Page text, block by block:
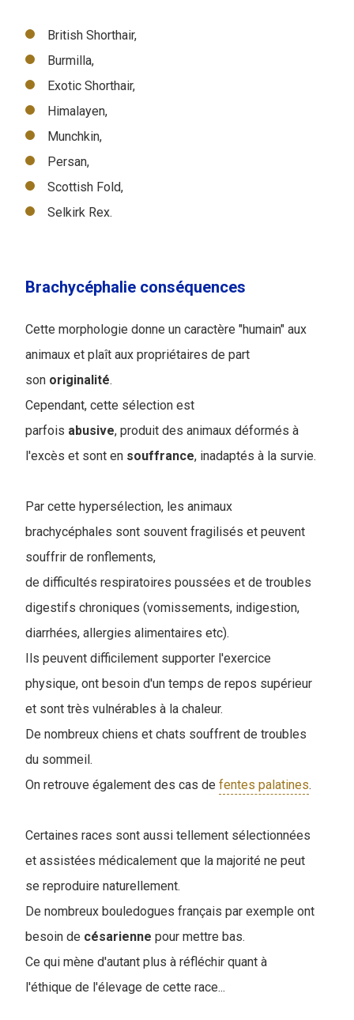
British Shorthair,
Burmilla,
Exotic Shorthair,
Himalayen,
Munchkin,
Persan,
Scottish Fold,
Selkirk Rex.
Brachycéphalie conséquences
Cette morphologie donne un caractère "humain" aux
animaux et plaît aux propriétaires de part
son originalité.
Cependant, cette sélection est
parfois abusive, produit des animaux déformés à
l'excès et sont en souffrance, inadaptés à la survie.
Par cette hypersélection, les animaux
brachycéphales sont souvent fragilisés et peuvent
souffrir de ronflements,
de difficultés respiratoires poussées et de troubles
digestifs chroniques (vomissements, indigestion,
diarrhées, allergies alimentaires etc).
Ils peuvent difficilement supporter l'exercice
physique, ont besoin d'un temps de repos supérieur
et sont très vulnérables à la chaleur.
De nombreux chiens et chats souffrent de troubles
du sommeil.
On retrouve également des cas de fentes palatines.
Certaines races sont aussi tellement sélectionnées
et assistées médicalement que la majorité ne peut
se reproduire naturellement.
De nombreux bouledogues français par exemple ont
besoin de césarienne pour mettre bas.
Ce qui mène d'autant plus à réfléchir quant à
l'éthique de l'élevage de cette race...